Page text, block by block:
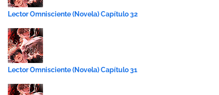
Lector Omnisciente (Novela) Capítulo 32
Lector Omnisciente (Novela) Capítulo 31